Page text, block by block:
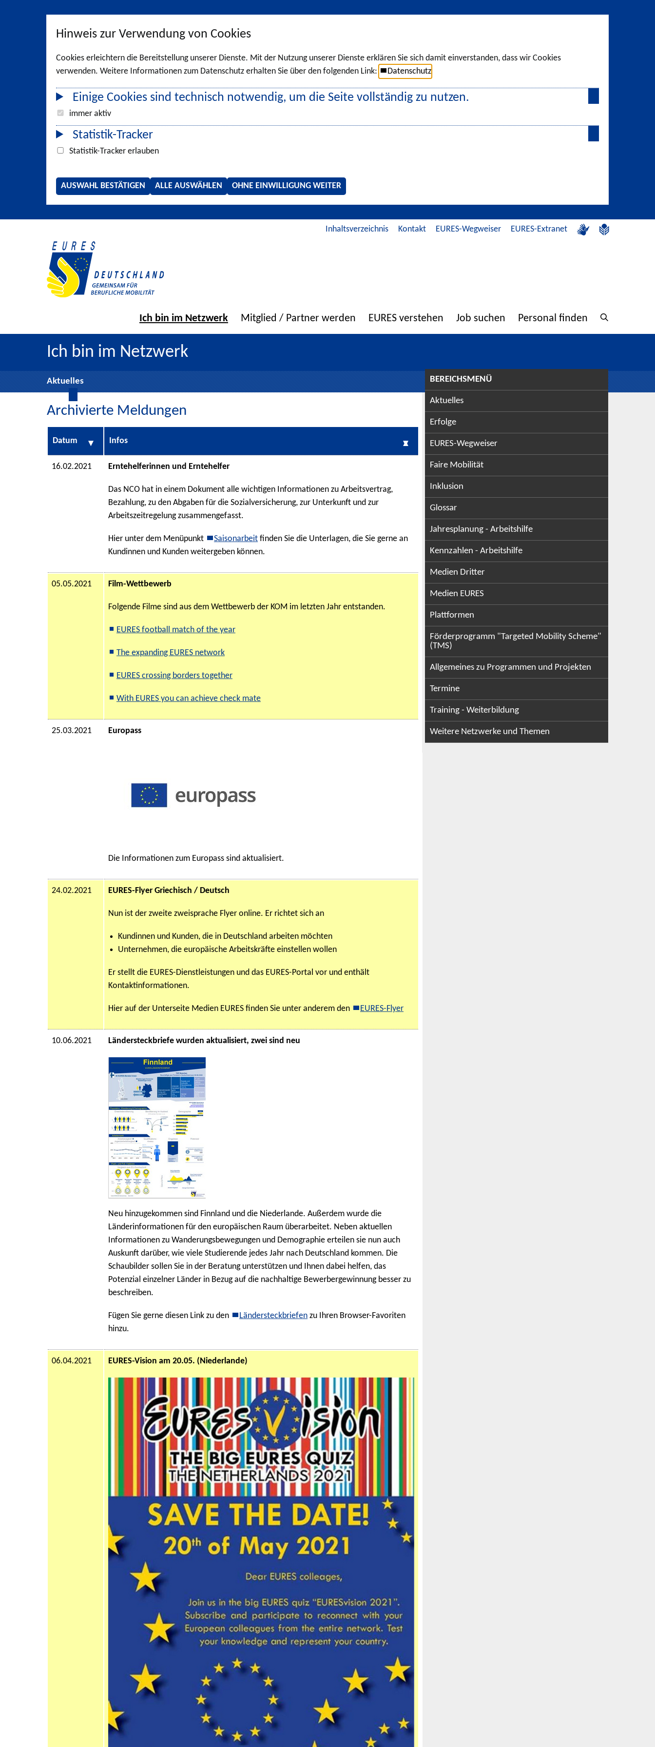
Hinweis zur Verwendung von Cookies
Cookies erleichtern die Bereitstellung unserer Dienste. Mit der Nutzung unserer Dienste erklären Sie sich damit einverstanden, dass wir Cookies
verwenden. Weitere Informationen zum Datenschutz erhalten Sie über den folgenden Link:
Datenschutz
Einige Cookies sind technisch notwendig, um die Seite vollständig zu nutzen.
immer aktiv
Statistik-Tracker
Statistik-Tracker erlauben
AUSWAHL BESTÄTIGEN ALLE AUSWÄHLEN OHNE EINWILLIGUNG WEITER
Inhaltsverzeichnis Kontakt EURES-Wegweiser EURES-Extranet
Ich bin im Netzwerk Mitglied / Partner werden EURES verstehen Job suchen Personal finden
Ich bin im Netzwerk
Aktuelles
Archivierte Meldungen
Datum Infos
16.02.2021 Erntehelferinnen und Erntehelfer
Das NCO hat in einem Dokument alle wichtigen Informationen zu Arbeitsvertrag,
Bezahlung, zu den Abgaben für die Sozialversicherung, zur Unterkunft und zur
Arbeitszeitregelung zusammengefasst.
Hier unter dem Menüpunkt Saisonarbeit finden Sie die Unterlagen, die Sie gerne an
Kundinnen und Kunden weitergeben können.
05.05.2021 Film-Wettbewerb
Folgende Filme sind aus dem Wettbewerb der KOM im letzten Jahr entstanden.
EURES football match of the year
The expanding EURES network
EURES crossing borders together
With EURES you can achieve check mate
25.03.2021 Europass
Die Informationen zum Europass sind aktualisiert.
24.02.2021 EURES-Flyer Griechisch / Deutsch
Nun ist der zweite zweisprache Flyer online. Er richtet sich an
Kundinnen und Kunden, die in Deutschland arbeiten möchten
Unternehmen, die europäische Arbeitskräfte einstellen wollen
Er stellt die EURES-Dienstleistungen und das EURES-Portal vor und enthält
Kontaktinformationen.
Hier auf der Unterseite Medien EURES finden Sie unter anderem den EURES-Flyer
10.06.2021 Ländersteckbriefe wurden aktualisiert, zwei sind neu
Neu hinzugekommen sind Finnland und die Niederlande. Außerdem wurde die
Länderinformationen für den europäischen Raum überarbeitet. Neben aktuellen
Informationen zu Wanderungsbewegungen und Demographie erteilen sie nun auch
Auskunft darüber, wie viele Studierende jedes Jahr nach Deutschland kommen. Die
Schaubilder sollen Sie in der Beratung unterstützen und Ihnen dabei helfen, das
Potenzial einzelner Länder in Bezug auf die nachhaltige Bewerbergewinnung besser zu
beschreiben.
Fügen Sie gerne diesen Link zu den Ländersteckbriefen zu Ihren Browser-Favoriten
hinzu.
06.04.2021 EURES-Vision am 20.05. (Niederlande)
BEREICHSMENÜ
Aktuelles
Erfolge
EURES-Wegweiser
Faire Mobilität
Inklusion
Glossar
Jahresplanung - Arbeitshilfe
Kennzahlen - Arbeitshilfe
Medien Dritter
Medien EURES
Plattformen
Förderprogramm "Targeted Mobility Scheme"
(TMS)
Allgemeines zu Programmen und Projekten
Termine
Training - Weiterbildung
Weitere Netzwerke und Themen